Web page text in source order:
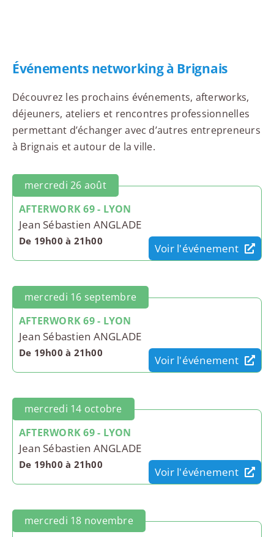
Événements networking à Brignais
Découvrez les prochains événements, afterworks,
déjeuners, ateliers et rencontres professionnelles
permettant d’échanger avec d’autres entrepreneurs
à Brignais et autour de la ville.
mercredi 26 août
AFTERWORK 69 - LYON
Jean Sébastien ANGLADE
De 19h00 à 21h00
Voir l'événement
mercredi 16 septembre
AFTERWORK 69 - LYON
Jean Sébastien ANGLADE
De 19h00 à 21h00
Voir l'événement
mercredi 14 octobre
AFTERWORK 69 - LYON
Jean Sébastien ANGLADE
De 19h00 à 21h00
Voir l'événement
mercredi 18 novembre